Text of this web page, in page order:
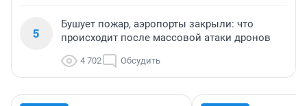
5
Бушует пожар, аэропорты закрыли: что
происходит после массовой атаки дронов
4 702 Обсудить